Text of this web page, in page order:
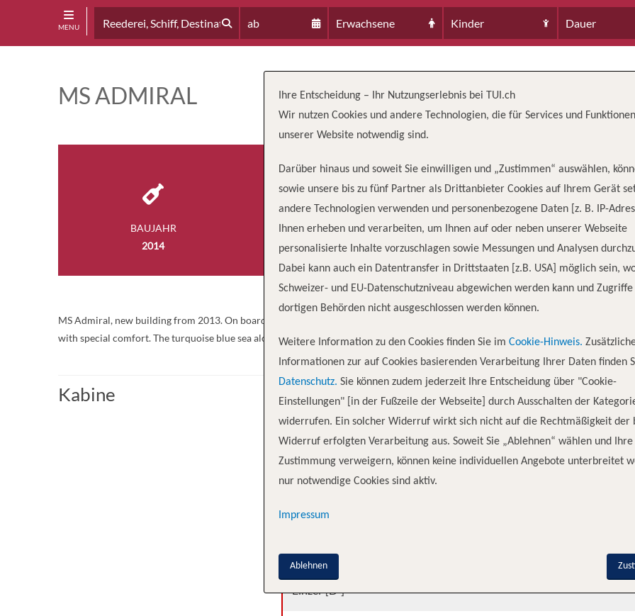
MENU ab Erwachsene Kinder Dauer
MS ADMIRAL
BAUJAHR
2014
MS Admiral, new building from 2013. On board, you will experience the atmosphere of the seafaring romance in their original
with special comfort. The turquoise blue sea along the Turkish and Greek coast and the radiant sky will be the perfect backdrop for
Kabine
Kabinenkategorie Deck
Dreibett-[A]
Einzel-[D`]
Ihre Entscheidung – Ihr Nutzungserlebnis bei TUI.ch
Wir nutzen Cookies und andere Technologien, die für Services und
unserer Website notwendig sind.
Darüber hinaus und soweit Sie einwilligen und „Zustimmen“ auswählen,
sowie unsere bis zu fünf Partner als Drittanbieter Cookies auf Ihrem Gerät
andere Technologien verwenden und personenbezogene Daten [z. B. IP-
Ihnen erheben und verarbeiten, um Ihnen auf oder neben unserer Webseite
personalisierte Inhalte vorzuschlagen sowie Messungen und Analysen
Dabei kann auch ein Datentransfer in Drittstaaten [z.B. USA] möglich sein,
Schweizer- und EU-Datenschutzniveau abgewichen werden kann und Zugriffe
dortigen Behörden nicht ausgeschlossen werden können.
Weitere Information zu den Cookies finden Sie im Cookie-Hinweis.
Informationen zur auf Cookies basierenden Verarbeitung Ihrer Daten finden
Datenschutz. Sie können zudem jederzeit Ihre Entscheidung über "Cookie-
Einstellungen" [in der Fußzeile der Webseite] durch Ausschalten der
widerrufen. Ein solcher Widerruf wirkt sich nicht auf die Rechtmäßigkeit der
Widerruf erfolgten Verarbeitung aus. Soweit Sie „Ablehnen“ wählen und Ihre
Zustimmung verweigern, können keine individuellen Angebote unterbreitet
nur notwendige Cookies sind aktiv.
Impressum
Ablehnen